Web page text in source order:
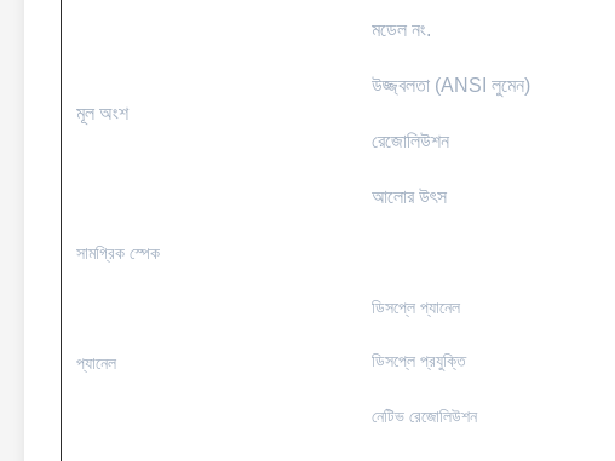
মূল অংশ
মডেল নং.
উজ্জ্বলতা (ANSI লুমেন)
রেজোলিউশন
আলোর উৎস
সামগ্রিক স্পেক
প্যানেল
ডিসপ্লে প্যানেল
ডিসপ্লে প্রযুক্তি
নেটিভ রেজোলিউশন